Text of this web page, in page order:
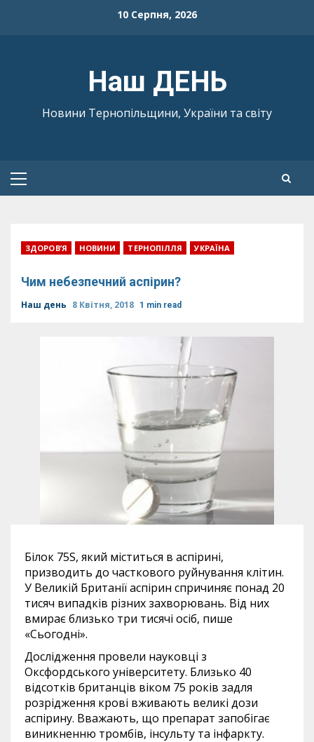
10 Серпня, 2026
Наш ДЕНЬ
Новини Тернопільщини, України та світу
Primary
ЗДОРОВ’Я НОВИНИ ТЕРНОПІЛЛЯ УКРАЇНА
Чим небезпечний аспірин?
Наш день 8 Квітня, 2018 1 min read
Білок 75S, який міститься в аспірині,
призводить до часткового руйнування клітин.
У Великій Британії аспірин спричиняє понад 20
тисяч випадків різних захворювань. Від них
вмирає близько три тисячі осіб, пише
«Сьогодні».
Дослідження провели науковці з
Оксфордського університету. Близько 40
відсотків британців віком 75 років задля
розрідження крові вживають великі дози
аспірину. Вважають, що препарат запобігає
виникненню тромбів, інсульту та інфаркту.